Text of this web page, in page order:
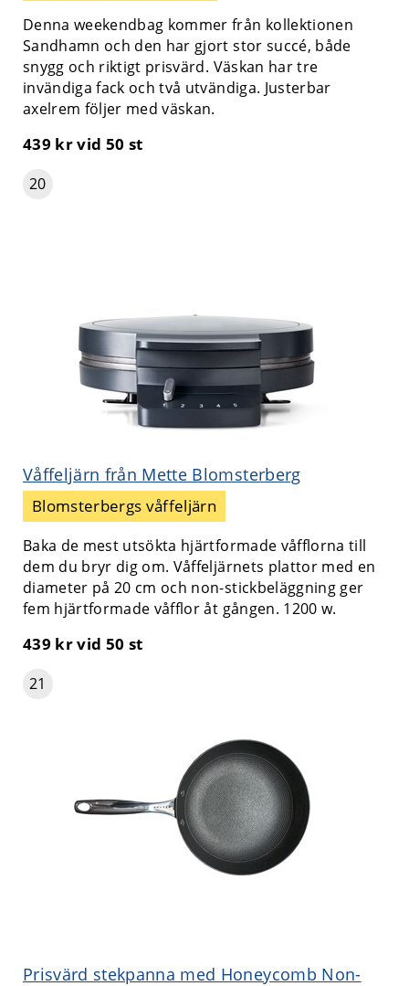
Denna weekendbag kommer från kollektionen
Sandhamn och den har gjort stor succé, både
snygg och riktigt prisvärd. Väskan har tre
invändiga fack och två utvändiga. Justerbar
axelrem följer med väskan.
439 krvid 50 st
20
Våffeljärn från Mette Blomsterberg
Blomsterbergs våffeljärn
Baka de mest utsökta hjärtformade våfflorna till
dem du bryr dig om. Våffeljärnets plattor med en
diameter på 20 cm och non-stickbeläggning ger
fem hjärtformade våfflor åt gången. 1200 w.
439 krvid 50 st
21
Prisvärd stekpanna med Honeycomb Non-